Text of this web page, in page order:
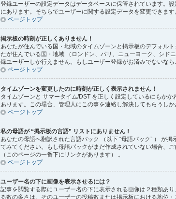
登録ユーザーの設定データはデータベースに保管されています。
にあります。そちらでユーザーに関する設定データを変更できます
ページトップ
掲示板の時刻が正しくありません！
あなたが住んでいる国・地域のタイムゾーンと掲示板のデフォル
たが住んでいる国・地域 （ロンドン、パリ、ニューヨーク、シド
録ユーザーしか行えません。もしユーザー登録がお済みでないな
ページトップ
タイムゾーンを変更したのに時刻が正しく表示されません！
タイムゾーンと サマータイム/DST を正しく設定しているにもか
あります。この場合、管理人にこの事を連絡し解決してもらうしか
ページトップ
私の母語が “掲示板の言語” リストにありません！
あなたの母語へ翻訳された言語パック （以下 “母語パック” ） が
てみてください。もし母語パックがまだ作成されていない場合、
（このページの一番下にリンクがあります） 。
ページトップ
ユーザー名の下に画像を表示させるには？
記事を閲覧する際にユーザー名の下に表示される画像は２種類あ
る数の多さは、そのユーザーの投稿数または掲示板における地位